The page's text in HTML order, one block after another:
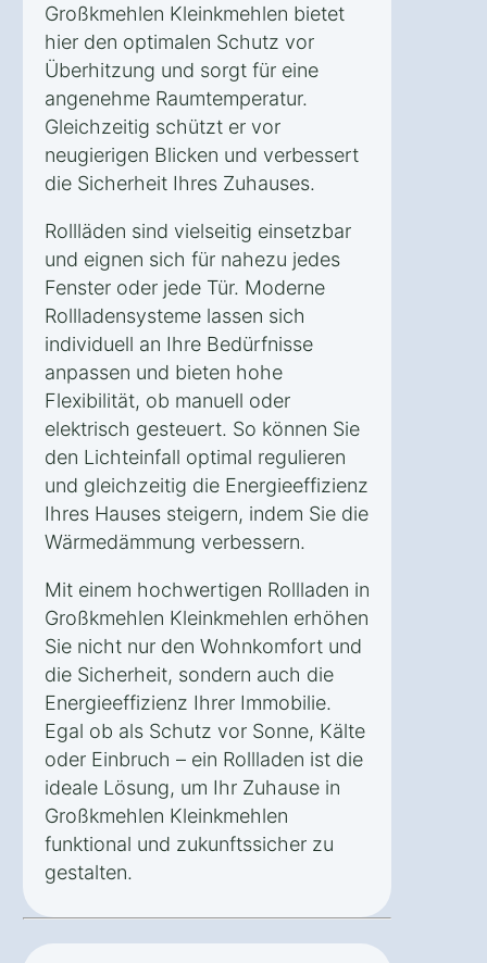
Großkmehlen Kleinkmehlen bietet
hier den optimalen Schutz vor
Überhitzung und sorgt für eine
angenehme Raumtemperatur.
Gleichzeitig schützt er vor
neugierigen Blicken und verbessert
die Sicherheit Ihres Zuhauses.
Rollläden sind vielseitig einsetzbar
und eignen sich für nahezu jedes
Fenster oder jede Tür. Moderne
Rollladensysteme lassen sich
individuell an Ihre Bedürfnisse
anpassen und bieten hohe
Flexibilität, ob manuell oder
elektrisch gesteuert. So können Sie
den Lichteinfall optimal regulieren
und gleichzeitig die Energieeffizienz
Ihres Hauses steigern, indem Sie die
Wärmedämmung verbessern.
Mit einem hochwertigen Rollladen in
Großkmehlen Kleinkmehlen erhöhen
Sie nicht nur den Wohnkomfort und
die Sicherheit, sondern auch die
Energieeffizienz Ihrer Immobilie.
Egal ob als Schutz vor Sonne, Kälte
oder Einbruch – ein Rollladen ist die
ideale Lösung, um Ihr Zuhause in
Großkmehlen Kleinkmehlen
funktional und zukunftssicher zu
gestalten.